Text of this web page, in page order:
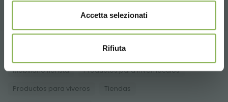
Accetta selezionati
RifiutaMateriales de florería
Mobiliario florista Productos para invernáculos
Productos para viveros Tiendas